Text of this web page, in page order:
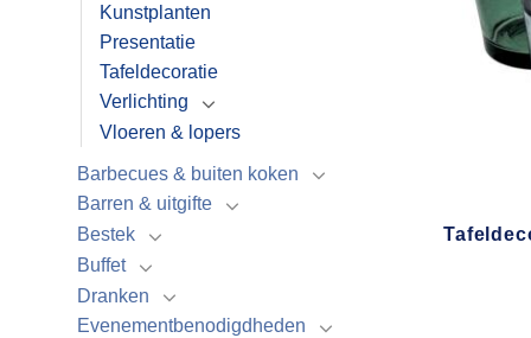
Kunstplanten
Presentatie
Tafeldecoratie
Verlichting
Vloeren & lopers
Barbecues & buiten koken
Barren & uitgifte
Bestek
Buffet
Dranken
Evenementbenodigdheden